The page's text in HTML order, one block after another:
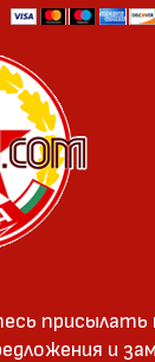
присылать
и